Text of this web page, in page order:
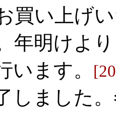
買い上げ
年明けよ
います。
しました